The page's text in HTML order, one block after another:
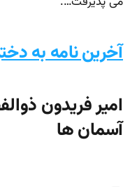
آخرین نامه به
امیر فریدون
آسمان ها